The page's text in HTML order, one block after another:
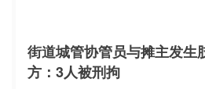
街道城管协管员与摊主发生
方：3人被刑拘